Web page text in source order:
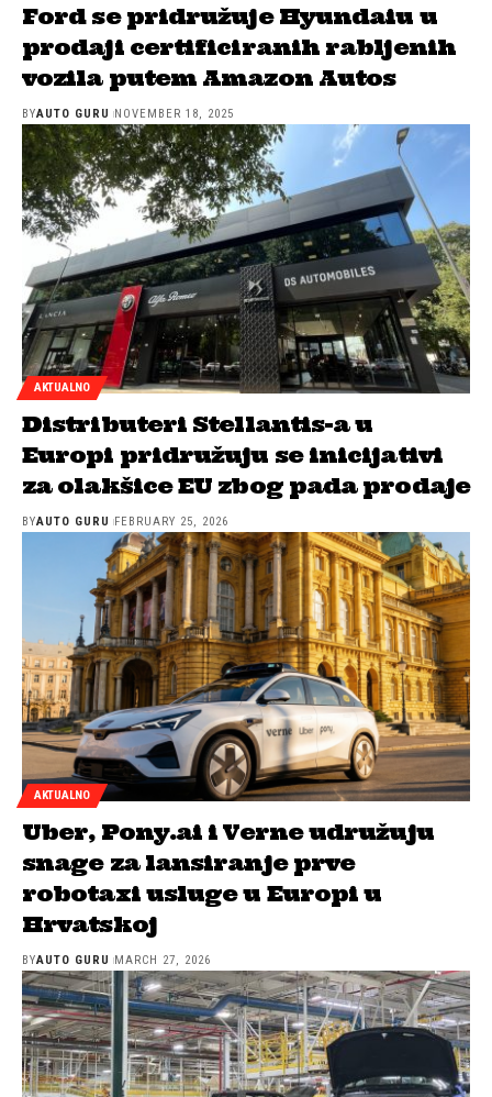
Ford se pridružuje Hyundaiu u
prodaji certificiranih rabljenih
vozila putem Amazon Autos
BYAUTO GURU NOVEMBER 18, 2025
AKTUALNO
Distributeri Stellantis-a u
Europi pridružuju se inicijativi
za olakšice EU zbog pada prodaje
BYAUTO GURU FEBRUARY 25, 2026
AKTUALNO
Uber, Pony.ai i Verne udružuju
snage za lansiranje prve
robotaxi usluge u Europi u
Hrvatskoj
BYAUTO GURU MARCH 27, 2026